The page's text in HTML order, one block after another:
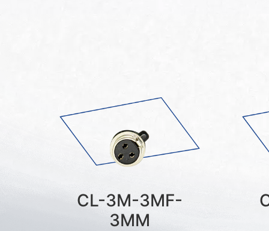
CL-3M-3MF-
3MM